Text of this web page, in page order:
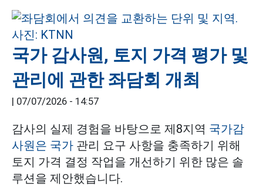
국가 감사원, 토지 가격 평가 및
관리에 관한 좌담회 개최
| 07/07/2026 - 14:57
감사의 실제 경험을 바탕으로 제8지역 국가감
사원은 국가 관리 요구 사항을 충족하기 위해
토지 가격 결정 작업을 개선하기 위한 많은 솔
루션을 제안했습니다.